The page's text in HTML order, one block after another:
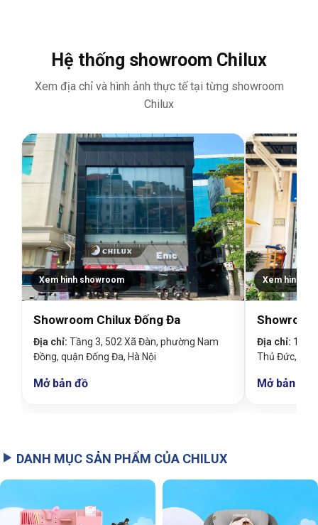
Hệ thống showroom Chilux
Xem địa chỉ và hình ảnh thực tế tại từng showroom
Chilux
Xem hình showroom
Showroom Chilux Đống Đa
Địa chỉ: Tầng 3, 502 Xã Đàn, phường Nam
Đồng, quận Đống Đa, Hà Nội
Mở bản đồ
Xem hình
Địa chỉ: 19
Thủ Đức,
Mở bản đồ
DANH MỤC SẢN PHẨM CỦA CHILUX